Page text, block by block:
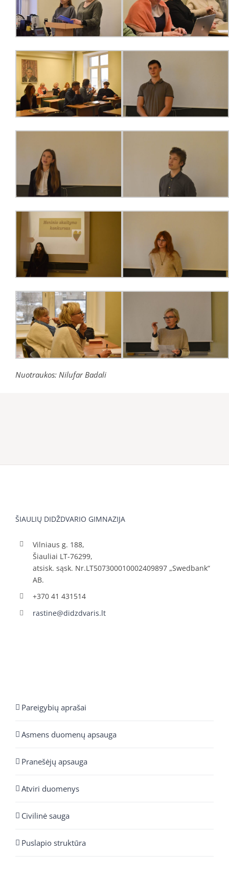
Nuotraukos: Nilufar Badali
ŠIAULIŲ DIDŽDVARIO GIMNAZIJA
Vilniaus g. 188,
Šiauliai LT-76299,
atsisk. sąsk. Nr.LT507300010002409897 „Swedbank“
AB.
+370 41 431514
rastine@didzdvaris.lt
Pareigybių aprašai
Asmens duomenų apsauga
Pranešėjų apsauga
Atviri duomenys
Civilinė sauga
Puslapio struktūra